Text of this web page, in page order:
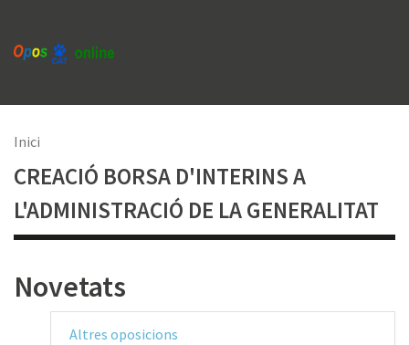
contingut
Fil
d'Ariadna
Inici
CREACIÓ BORSA D'INTERINS A
L'ADMINISTRACIÓ DE LA GENERALITAT
Novetats
Altres oposicions